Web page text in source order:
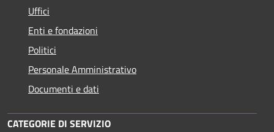
Uffici
Enti e fondazioni
Politici
Personale Amministrativo
Documenti e dati
CATEGORIE DI SERVIZIO